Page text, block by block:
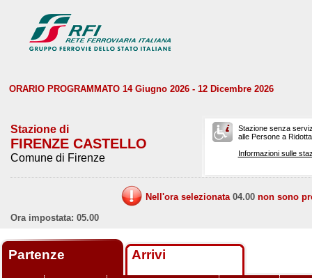
ORARIO PROGRAMMATO 14 Giugno 2026 - 12 Dicembre 2026
Stazione di
FIRENZE CASTELLO
Comune di Firenze
Stazione senza
alle Persone a
Informazioni sulle
Nell'ora selezionata 04.00 non sono
Ora impostata: 05.00
Partenze Arrivi